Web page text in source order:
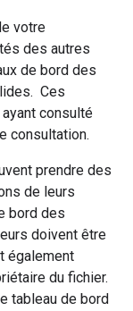
votre
des autres
de bord des
Ces
consulté
consultation.
prendre des
de leurs
bord des
doivent être
également
du fichier.
tableau de bord